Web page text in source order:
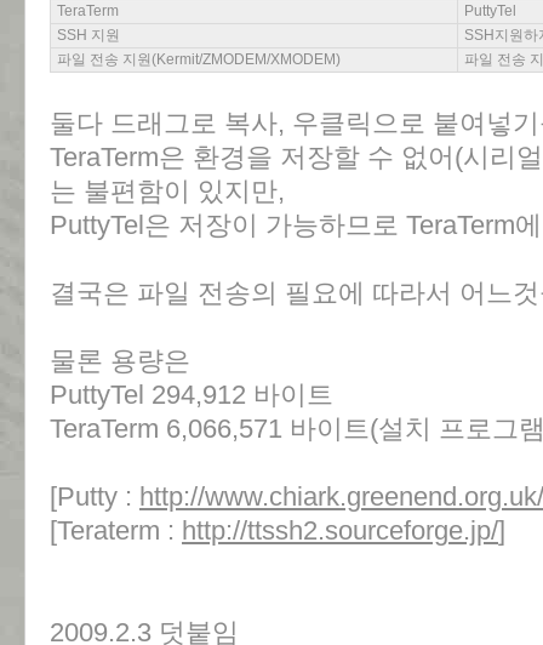
TeraTerm
PuttyTel
SSH 지원
SSH지원하
파일 전송 지원(Kermit/ZMODEM/XMODEM)
파일 전송
둘다 드래그로 복사, 우클릭으로 붙여넣
TeraTerm은 환경을 저장할 수 없어(시리
는 불편함이 있지만,
PuttyTel은 저장이 가능하므로 TeraTerm
결국은 파일 전송의 필요에 따라서 어느
물론 용량은
PuttyTel 294,912 바이트
TeraTerm 6,066,571 바이트(설치 프로그
[Putty : http://
[Teraterm : http://ttssh2.sourceforge.jp/]
2009.2.3 덧붙임